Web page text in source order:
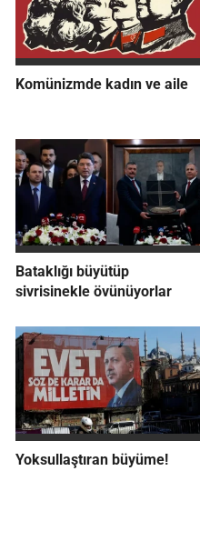
Komünizmde kadın ve aile
Bataklığı büyütüp
sivrisinekle övünüyorlar
Yoksullaştıran büyüme!